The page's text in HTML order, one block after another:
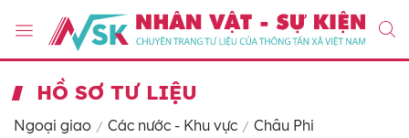
HỒ SƠ TƯ LIỆU
Ngoại giao Các nước - Khu vực Châu Phi